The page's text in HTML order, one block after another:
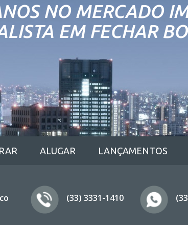
NO MERCADO
EM FECHAR
ALUGAR LANÇAMENTOS
(33) 3331-1410